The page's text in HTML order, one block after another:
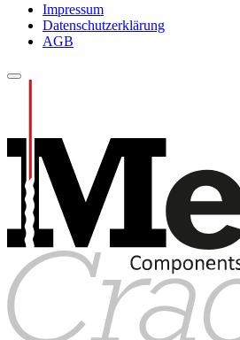
Impressum
Datenschutzerklärung
AGB